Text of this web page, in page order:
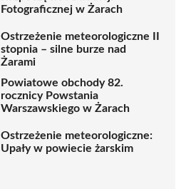
Fotograficznej w Żarach
Ostrzeżenie meteorologiczne II
stopnia – silne burze nad
Żarami
Powiatowe obchody 82.
rocznicy Powstania
Warszawskiego w Żarach
Ostrzeżenie meteorologiczne:
Upały w powiecie żarskim